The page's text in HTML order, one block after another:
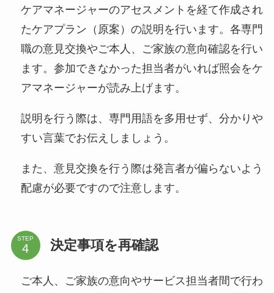
ケアマネージャーのアセスメントを経て作成され
たケアプラン（原案）の説明を行います。各専門
職の意見交換やご本人、ご家族の意向確認を行い
ます。参加できなかった担当者がいれば照会をケ
アマネージャーが読み上げます。
説明を行う際は、専門用語を多用せず、分かりや
すい言葉でお伝えしましょう。
また、意見交換を行う際は発言者が偏らないよう
配慮が必要ですので注意します。
STEP 決定事項を再確認
ご本人、ご家族の意向やサービス担当者間で行わ